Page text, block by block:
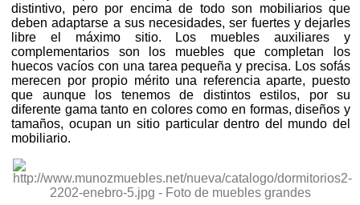
distintivo, pero por encima de todo son mobiliarios que
deben adaptarse a sus necesidades, ser fuertes y dejarles
libre el máximo sitio. Los muebles auxiliares y
complementarios son los muebles que completan los
huecos vacíos con una tarea pequeña y precisa. Los sofás
merecen por propio mérito una referencia aparte, puesto
que aunque los tenemos de distintos estilos, por su
diferente gama tanto en colores como en formas, diseños y
tamaños, ocupan un sitio particular dentro del mundo del
mobiliario.